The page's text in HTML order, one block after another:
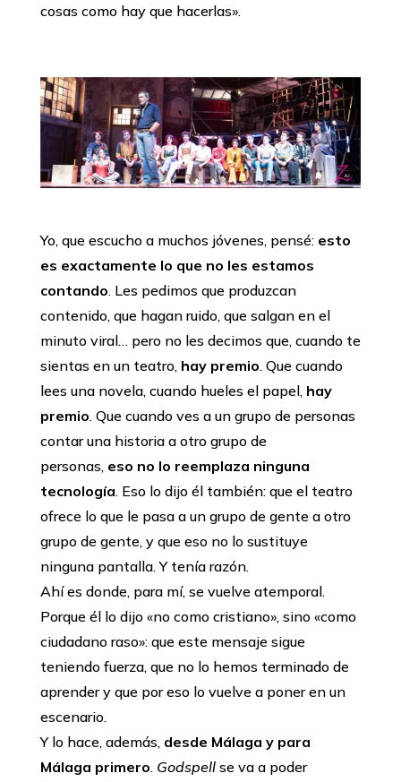
cosas como hay que hacerlas».
Yo, que escucho a muchos jóvenes, pensé: esto
es exactamente lo que no les estamos
contando. Les pedimos que produzcan
contenido, que hagan ruido, que salgan en el
minuto viral… pero no les decimos que, cuando te
sientas en un teatro, hay premio. Que cuando
lees una novela, cuando hueles el papel, hay
premio. Que cuando ves a un grupo de personas
contar una historia a otro grupo de
personas, eso no lo reemplaza ninguna
tecnología. Eso lo dijo él también: que el teatro
ofrece lo que le pasa a un grupo de gente a otro
grupo de gente, y que eso no lo sustituye
ninguna pantalla. Y tenía razón.
Ahí es donde, para mí, se vuelve atemporal.
Porque él lo dijo «no como cristiano», sino «como
ciudadano raso»: que este mensaje sigue
teniendo fuerza, que no lo hemos terminado de
aprender y que por eso lo vuelve a poner en un
escenario.
Y lo hace, además, desde Málaga y para
Málaga primero. Godspell se va a poder